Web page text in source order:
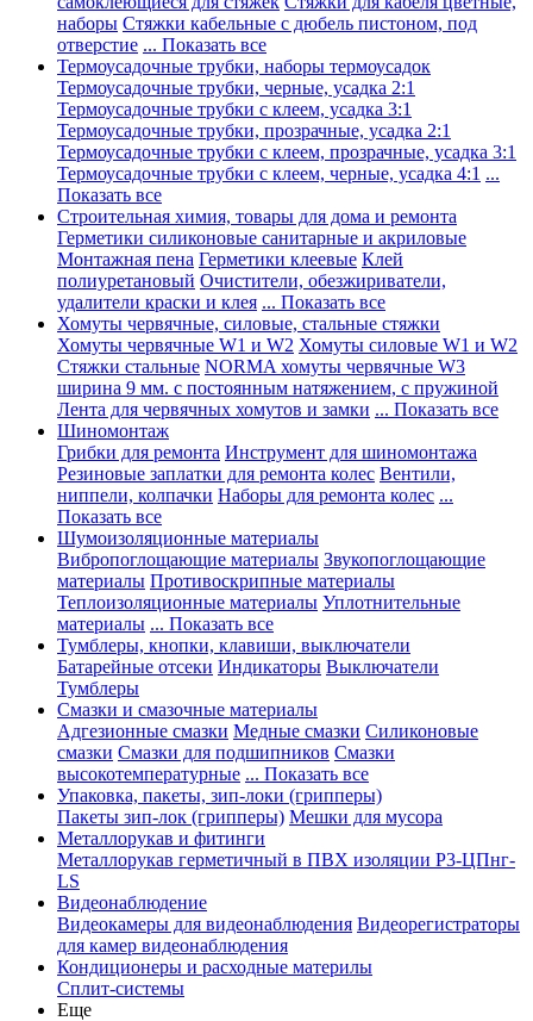
наборы Стяжки кабельные с дюбель пистоном, под
отверстие ... Показать все
Термоусадочные трубки, наборы термоусадок
Термоусадочные трубки, черные, усадка 2:1
Термоусадочные трубки с клеем, усадка 3:1
Термоусадочные трубки, прозрачные, усадка 2:1
Термоусадочные трубки с клеем, прозрачные, усадка 3:1
Термоусадочные трубки с клеем, черные, усадка 4:1 ...
Показать все
Строительная химия, товары для дома и ремонта
Герметики силиконовые санитарные и акриловые
Монтажная пена Герметики клеевые Клей
полиуретановый Очистители, обезжириватели,
удалители краски и клея ... Показать все
Хомуты червячные, силовые, стальные стяжки
Хомуты червячные W1 и W2 Хомуты силовые W1 и W2
Стяжки стальные NORMA хомуты червячные W3
ширина 9 мм. с постоянным натяжением, с пружиной
Лента для червячных хомутов и замки ... Показать все
Шиномонтаж
Грибки для ремонта Инструмент для шиномонтажа
Резиновые заплатки для ремонта колес Вентили,
ниппели, колпачки Наборы для ремонта колес ...
Показать все
Шумоизоляционные материалы
Вибропоглощающие материалы Звукопоглощающие
материалы Противоскрипные материалы
Теплоизоляционные материалы Уплотнительные
материалы ... Показать все
Тумблеры, кнопки, клавиши, выключатели
Батарейные отсеки Индикаторы Выключатели
Тумблеры
Смазки и смазочные материалы
Адгезионные смазки Медные смазки Силиконовые
смазки Смазки для подшипников Смазки
высокотемпературные ... Показать все
Упаковка, пакеты, зип-локи (грипперы)
Пакеты зип-лок (грипперы) Мешки для мусора
Металлорукав и фитинги
Металлорукав герметичный в ПВХ изоляции Р3-ЦПнг-
LS
Видеонаблюдение
Видеокамеры для видеонаблюдения Видеорегистраторы
для камер видеонаблюдения
Кондиционеры и расходные материлы
Сплит-системы
Еще